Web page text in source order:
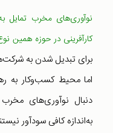
نوآوری‌های مخرب تمایل
کارآفرینی در حوزه همین
برای تبدیل شدن به
اما محیط کسب‌وکار به
دنبال نوآوری‌های مخرب
به‌اندازه کافی سودآور